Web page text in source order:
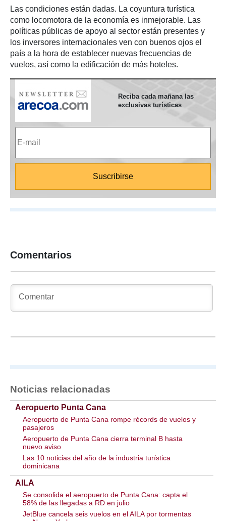
Las condiciones están dadas. La coyuntura turística
como locomotora de la economía es inmejorable. Las
políticas públicas de apoyo al sector están presentes y
los inversores internacionales ven con buenos ojos el
país a la hora de establecer nuevas frecuencias de
vuelos, así como la edificación de más hoteles.
Reciba cada mañana las
exclusivas turísticas
Comentarios
Noticias relacionadas
Aeropuerto Punta Cana
Aeropuerto de Punta Cana rompe récords de vuelos y
pasajeros
Aeropuerto de Punta Cana cierra terminal B hasta
nuevo aviso
Las 10 noticias del año de la industria turística
dominicana
AILA
Se consolida el aeropuerto de Punta Cana: capta el
58% de las llegadas a RD en julio
JetBlue cancela seis vuelos en el AILA por tormentas